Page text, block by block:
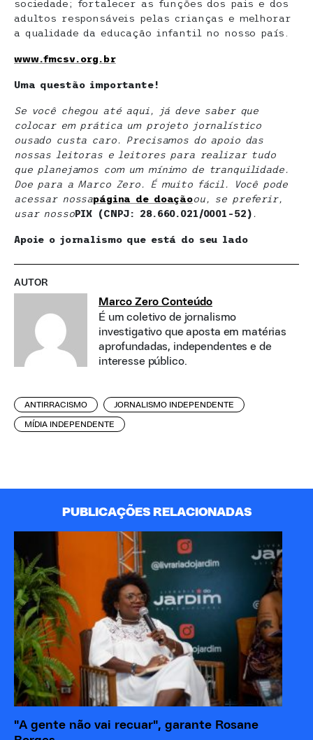
sociedade; fortalecer as funções dos pais e dos
adultos responsáveis pelas crianças e melhorar
a qualidade da educação infantil no nosso país.
www.fmcsv.org.br
Uma questão importante!
Se você chegou até aqui, já deve saber que
colocar em prática um projeto jornalístico
ousado custa caro. Precisamos do apoio das
nossas leitoras e leitores para realizar tudo
que planejamos com um mínimo de tranquilidade.
Doe para a Marco Zero. É muito fácil. Você pode
acessar nossapágina de doaçãoou, se preferir,
usar nossoPIX (CNPJ: 28.660.021/0001-52) .
Apoie o jornalismo que está do seu lado
AUTOR
Marco Zero Conteúdo
É um coletivo de jornalismo
investigativo que aposta em matérias
aprofundadas, independentes e de
interesse público.
ANTIRRACISMO JORNALISMO INDEPENDENTE
MÍDIA INDEPENDENTE
PUBLICAÇÕES RELACIONADAS
"A gente não vai recuar", garante Rosane